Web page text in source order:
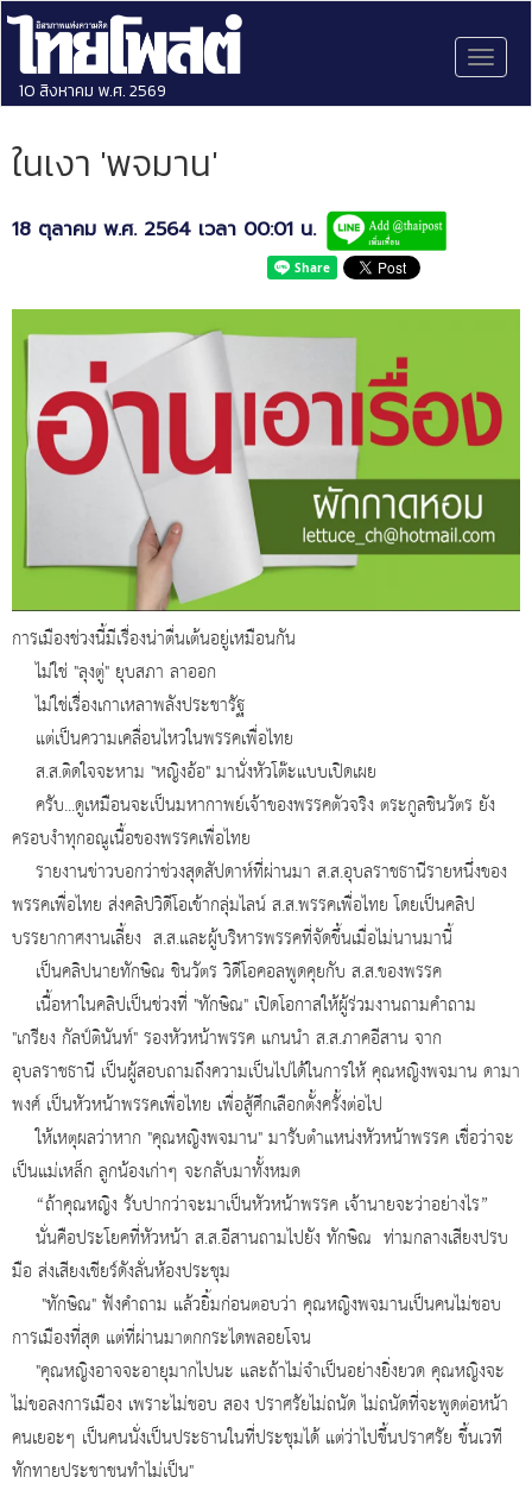
10 สิงหาคม พ.ศ. 2569
ในเงา 'พจมาน'
18 ตุลาคม พ.ศ. 2564 เวลา 00:01 น.
การเมืองช่วงนี้มีเรื่องน่าตื่นเต้นอยู่เหมือนกัน
ไม่ใช่ "ลุงตู่" ยุบสภา ลาออก
ไม่ใช่เรื่องเกาเหลาพลังประชารัฐ
แต่เป็นความเคลื่อนไหวในพรรคเพื่อไทย
ส.ส.ติดใจจะหาม "หญิงอ้อ" มานั่งหัวโต๊ะแบบเปิดเผย
ครับ...ดูเหมือนจะเป็นมหากาพย์เจ้าของพรรคตัวจริง ตระกูลชินวัตร ยัง
ครอบงำทุกอณูเนื้อของพรรคเพื่อไทย
รายงานข่าวบอกว่าช่วงสุดสัปดาห์ที่ผ่านมา ส.ส.อุบลราชธานีรายหนึ่งของ
พรรคเพื่อไทย ส่งคลิปวิดีโอเข้ากลุ่มไลน์ ส.ส.พรรคเพื่อไทย โดยเป็นคลิป
บรรยากาศงานเลี้ยง ส.ส.และผู้บริหารพรรคที่จัดขึ้นเมื่อไม่นานมานี้
เป็นคลิปนายทักษิณ ชินวัตร วิดีโอคอลพูดคุยกับ ส.ส.ของพรรค
เนื้อหาในคลิปเป็นช่วงที่ "ทักษิณ" เปิดโอกาสให้ผู้ร่วมงานถามคำถาม
"เกรียง กัลป์ตินันท์" รองหัวหน้าพรรค แกนนำ ส.ส.ภาคอีสาน จาก
อุบลราชธานี เป็นผู้สอบถามถึงความเป็นไปได้ในการให้ คุณหญิงพจมาน ดามา
พงศ์ เป็นหัวหน้าพรรคเพื่อไทย เพื่อสู้ศึกเลือกตั้งครั้งต่อไป
ให้เหตุผลว่าหาก "คุณหญิงพจมาน" มารับตำแหน่งหัวหน้าพรรค เชื่อว่าจะ
เป็นแม่เหล็ก ลูกน้องเก่าๆ จะกลับมาทั้งหมด
“ถ้าคุณหญิง รับปากว่าจะมาเป็นหัวหน้าพรรค เจ้านายจะว่าอย่างไร”
นั่นคือประโยคที่หัวหน้า ส.ส.อีสานถามไปยัง ทักษิณ ท่ามกลางเสียงปรบ
มือ ส่งเสียงเชียร์ดังลั่นห้องประชุม
"ทักษิณ" ฟังคำถาม แล้วยิ้มก่อนตอบว่า คุณหญิงพจมานเป็นคนไม่ชอบ
การเมืองที่สุด แต่ที่ผ่านมาตกกระไดพลอยโจน
"คุณหญิงอาจจะอายุมากไปนะ และถ้าไม่จำเป็นอย่างยิ่งยวด คุณหญิงจะ
ไม่ขอลงการเมือง เพราะไม่ชอบ สอง ปราศรัยไม่ถนัด ไม่ถนัดที่จะพูดต่อหน้า
คนเยอะๆ เป็นคนนั่งเป็นประธานในที่ประชุมได้ แต่ว่าไปขึ้นปราศรัย ขึ้นเวที
ทักทายประชาชนทำไม่เป็น"